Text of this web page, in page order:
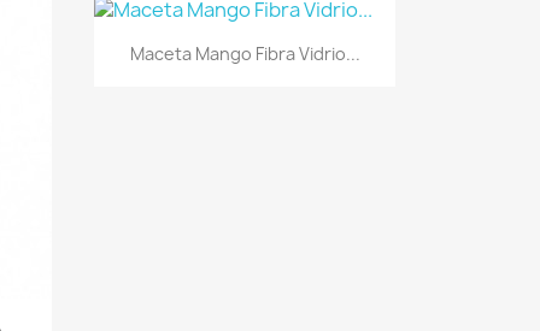
Vista rápida
Maceta Mango Fibra Vidrio...